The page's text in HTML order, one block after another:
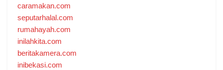
caramakan.com
seputarhalal.com
rumahayah.com
inilahkita.com
beritakamera.com
inibekasi.com